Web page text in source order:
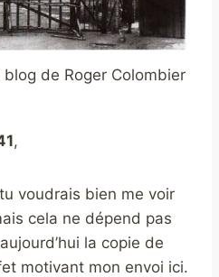
blog de Roger Colombier
,
voudrais bien me voir
cela ne dépend pas
la copie de
motivant mon envoi ici.